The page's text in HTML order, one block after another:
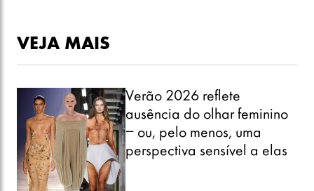
VEJA MAIS
Verão 2026 reflete
ausência do olhar feminino
– ou, pelo menos, uma
perspectiva sensível a elas